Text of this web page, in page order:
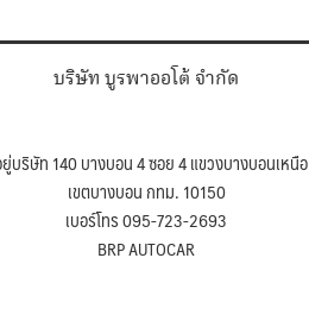
บริษัท บูรพาออโต้ จำกัด
บริษัท 140 บางบอน 4 ซอย 4 แขวงบางบอนเหนือ
เขตบางบอน กทม. 10150
เบอร์โทร 095-723-2693
BRP AUTOCAR